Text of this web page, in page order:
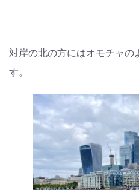
対岸の北の方にはオモチャの
す。